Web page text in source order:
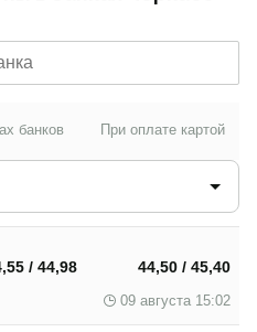
банков При оплате картой
/ 44,98 44,50 / 45,40
09 августа 15:02